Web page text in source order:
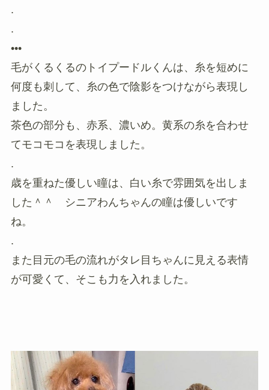
.
.
•••
毛がくるくるのトイプードルくんは、糸を短めに
何度も刺して、糸の色で陰影をつけながら表現し
ました。
茶色の部分も、赤系、濃いめ。黄系の糸を合わせ
てモコモコを表現しました。
.
歳を重ねた優しい瞳は、白い糸で雰囲気を出しま
した＾＾ シニアわんちゃんの瞳は優しいです
ね。
.
また目元の毛の流れがタレ目ちゃんに見える表情
が可愛くて、そこも力を入れました。